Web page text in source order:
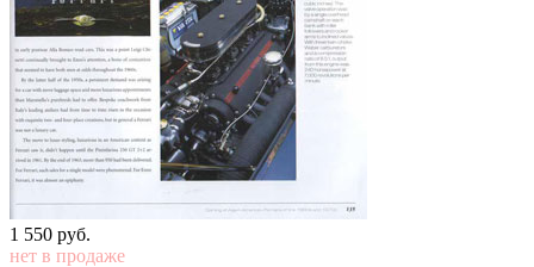
1 550 pуб.
нет в продаже